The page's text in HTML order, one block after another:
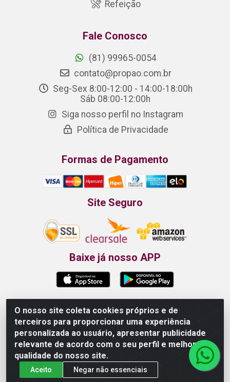
O nosso site coleta cookies próprios e de
terceiros para proporcionar uma experiência
personalizada ao usuário, apresentar publicidade
relevante de acordo com o seu perfil e melhorar a
qualidade do nosso site.
Aceito
Negar não essenciais
Refeição
Fale Conosco
(81) 99965-0054
contato@propao.com.br
Seg-Sex 8:00-12:00 - 14:00-18:00h
Sáb 08:00-12:00h
Siga nosso perfil no Instagram
Política de Privacidade
Formas de Pagamento
Site Seguro
Baixe já nosso APP
Propão - Rua Armando da Fonte, 91 - Maurício de
Nassau - Caruaru/PE - CEP 55012-025 - CNPJ
24.407.389/0001-52